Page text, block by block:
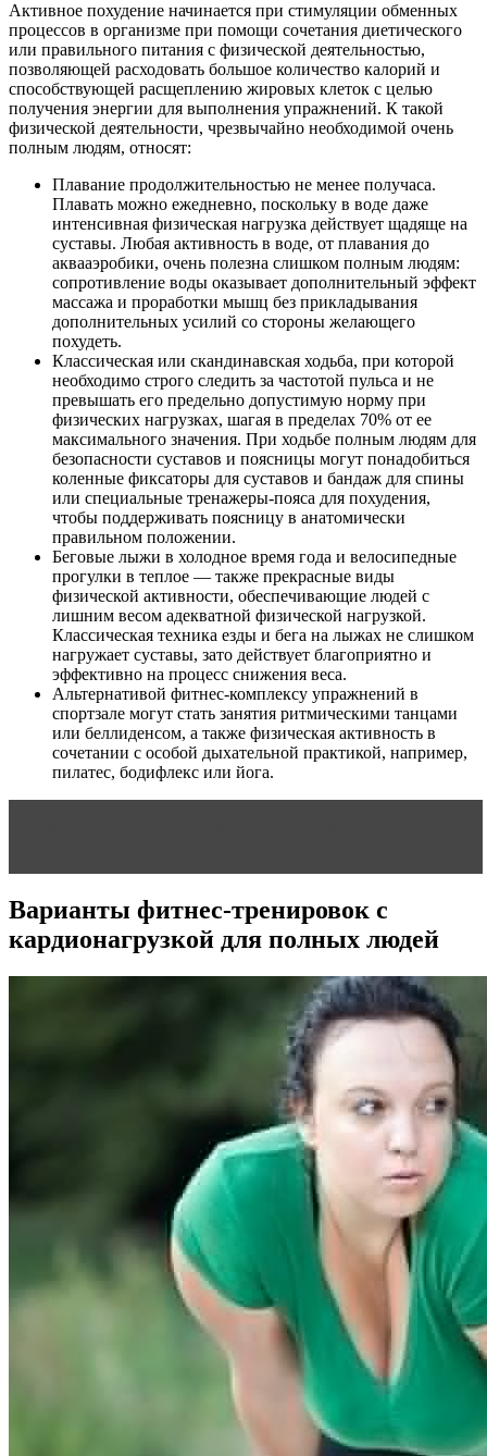
Активное похудение начинается при стимуляции обменных
процессов в организме при помощи сочетания диетического
или правильного питания с физической деятельностью,
позволяющей расходовать большое количество калорий и
способствующей расщеплению жировых клеток с целью
получения энергии для выполнения упражнений. К такой
физической деятельности, чрезвычайно необходимой очень
полным людям, относят:
Плавание продолжительностью не менее получаса.
Плавать можно ежедневно, поскольку в воде даже
интенсивная физическая нагрузка действует щадяще на
суставы. Любая активность в воде, от плавания до
аквааэробики, очень полезна слишком полным людям:
сопротивление воды оказывает дополнительный эффект
массажа и проработки мышц без прикладывания
дополнительных усилий со стороны желающего
похудеть.
Классическая или скандинавская ходьба, при которой
необходимо строго следить за частотой пульса и не
превышать его предельно допустимую норму при
физических нагрузках, шагая в пределах 70% от ее
максимального значения. При ходьбе полным людям для
безопасности суставов и поясницы могут понадобиться
коленные фиксаторы для суставов и бандаж для спины
или специальные тренажеры-пояса для похудения,
чтобы поддерживать поясницу в анатомически
правильном положении.
Беговые лыжи в холодное время года и велосипедные
прогулки в теплое — также прекрасные виды
физической активности, обеспечивающие людей с
лишним весом адекватной физической нагрузкой.
Классическая техника езды и бега на лыжах не слишком
нагружает суставы, зато действует благоприятно и
эффективно на процесс снижения веса.
Альтернативой фитнес-комплексу упражнений в
спортзале могут стать занятия ритмическими танцами
или беллиденсом, а также физическая активность в
сочетании с особой дыхательной практикой, например,
пилатес, бодифлекс или йога.
Варианты фитнес-тренировок с
кардионагрузкой для полных людей